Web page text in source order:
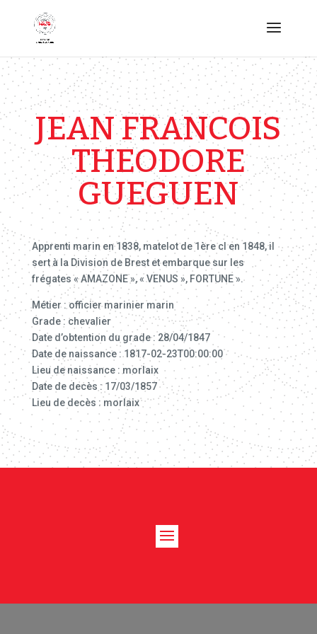
JEAN FRANCOIS
THEODORE
GUEGUEN
Apprenti marin en 1838, matelot de 1ère cl en 1848, il
sert à la Division de Brest et embarque sur les
frégates « AMAZONE », « VENUS », FORTUNE ».
Métier : officier marinier marin
Grade : chevalier
Date d’obtention du grade : 28/04/1847
Date de naissance : 1817-02-23T00:00:00
Lieu de naissance : morlaix
Date de decès : 17/03/1857
Lieu de decès : morlaix